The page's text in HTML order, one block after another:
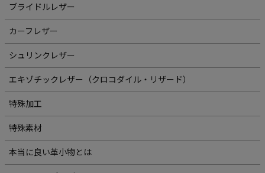
ブライドルレザー
カーフレザー
シュリンクレザー
エキゾチックレザー（クロコダイル・リザード）
特殊加工
特殊素材
本当に良い革小物とは